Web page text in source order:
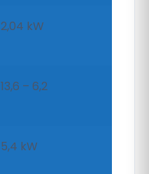
2,04 kW
13,6 – 6,2
5,4 kW